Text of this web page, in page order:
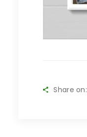
Share on: